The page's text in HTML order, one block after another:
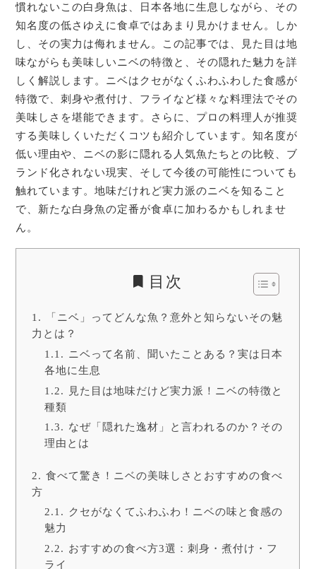
慣れないこの白身魚は、日本各地に生息しながら、その
知名度の低さゆえに食卓ではあまり見かけません。しか
し、その実力は侮れません。この記事では、見た目は地
味ながらも美味しいニベの特徴と、その隠れた魅力を詳
しく解説します。ニベはクセがなくふわふわした食感が
特徴で、刺身や煮付け、フライなど様々な料理法でその
美味しさを堪能できます。さらに、プロの料理人が推奨
する美味しくいただくコツも紹介しています。知名度が
低い理由や、ニベの影に隠れる人気魚たちとの比較、ブ
ランド化されない現実、そして今後の可能性についても
触れています。地味だけれど実力派のニベを知ること
で、新たな白身魚の定番が食卓に加わるかもしれませ
ん。
目次
「ニベ」ってどんな魚？意外と知らないその魅
力とは？
ニベって名前、聞いたことある？実は日本
各地に生息
見た目は地味だけど実力派！ニベの特徴と
種類
なぜ「隠れた逸材」と言われるのか？その
理由とは
食べて驚き！ニベの美味しさとおすすめの食べ
方
クセがなくてふわふわ！ニベの味と食感の
魅力
おすすめの食べ方3選：刺身・煮付け・フ
ライ